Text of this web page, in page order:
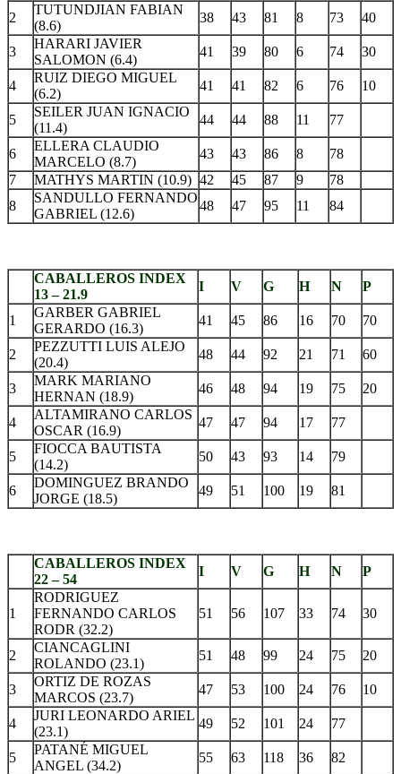
2
TUTUNDJIAN FABIAN
(8.6)
38 43 81 8 73 40
3
HARARI JAVIER
SALOMON (6.4)
41 39 80 6 74 30
4
RUIZ DIEGO MIGUEL
(6.2)
41 41 82 6 76 10
5
SEILER JUAN IGNACIO
(11.4)
44 44 88 11 77
6
ELLERA CLAUDIO
MARCELO (8.7)
43 43 86 8
78
7
MATHYS MARTIN (10.9) 42 45 87 9
78
8
SANDULLO FERNANDO
GABRIEL (12.6)
48 47 95 11 84
CABALLEROS INDEX
13 – 21.9
I V G H N P
1
GARBER GABRIEL
GERARDO (16.3)
41 45 86 16 70 70
2
PEZZUTTI LUIS ALEJO
(20.4)
48 44 92 21 71 60
3
MARK MARIANO
HERNAN (18.9)
46 48 94 19 75 20
4
ALTAMIRANO CARLOS
OSCAR (16.9)
47 47 94 17 77
5
FIOCCA BAUTISTA
(14.2)
50 43 93 14 79
6
DOMINGUEZ BRANDO
JORGE (18.5)
49 51 100 19 81
CABALLEROS INDEX
22 – 54
I V G H N P
1
RODRIGUEZ
FERNANDO CARLOS
RODR (32.2)
51 56 107 33 74 30
2
CIANCAGLINI
ROLANDO (23.1)
51 48 99 24 75 20
3
ORTIZ DE ROZAS
MARCOS (23.7)
47 53 100 24 76 10
4
JURI LEONARDO ARIEL
(23.1)
49 52 101 24 77
5
PATANÉ MIGUEL
ANGEL (34.2)
55 63 118 36
82